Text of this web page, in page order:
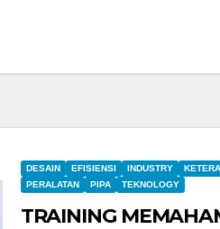
DESAIN EFISIENSI INDUSTRY
PERALATAN
PIPA TEKNOLOGY
TRAINING